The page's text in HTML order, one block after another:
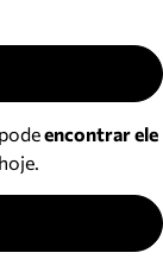
encontrar ele